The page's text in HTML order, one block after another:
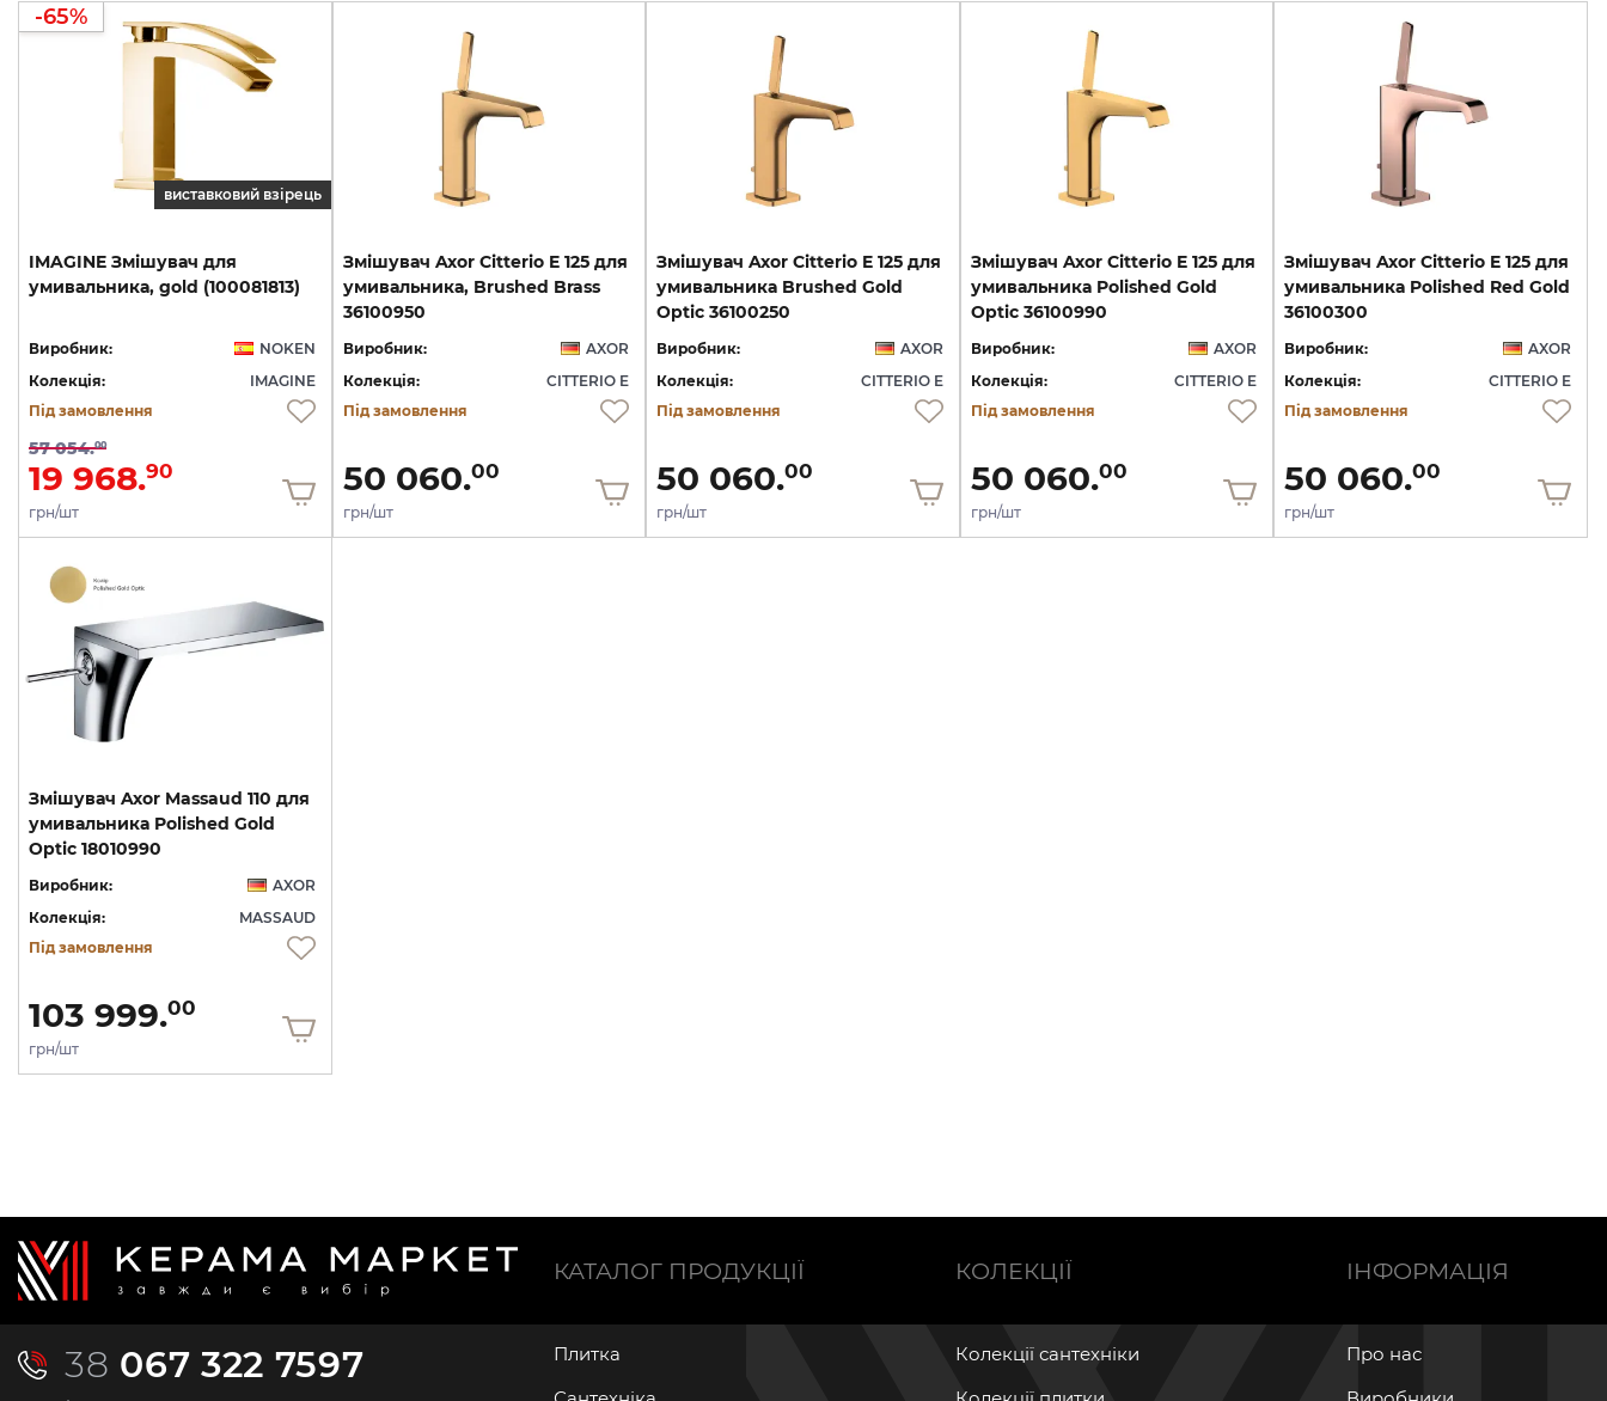
виставковий взірець
-65%
IMAGINE Змішувач для
умивальника, gold (100081813)
Виробник:
NOKEN
Колекція:
IMAGINE
Під замовлення
57 054.00
19 968.90
грн/шт
Змішувач Axor Citterio E 125 для
умивальника, Brushed Brass
36100950
Виробник:
AXOR
Колекція:
CITTERIO E
Під замовлення
50 060.00
грн/шт
Змішувач Axor Citterio E 125 для
умивальника Brushed Gold
Optic 36100250
Виробник:
AXOR
Колекція:
CITTERIO E
Під замовлення
50 060.00
грн/шт
Змішувач Axor Citterio E 125 для
умивальника Polished Gold
Optic 36100990
Виробник:
AXOR
Колекція:
CITTERIO E
Під замовлення
50 060.00
грн/шт
Змішувач Axor Citterio E 125 для
умивальника Polished Red Gold
36100300
Виробник:
AXOR
Колекція:
CITTERIO E
Під замовлення
50 060.00
грн/шт
Змішувач Axor Massaud 110 для
умивальника Polished Gold
Optic 18010990
Виробник:
AXOR
Колекція:
MASSAUD
Під замовлення
103 999.00
грн/шт
38 067 322 7597
КАТАЛОГ ПРОДУКЦІЇ
Плитка
КОЛЕКЦІЇ
Колекції сантехніки
ІНФОРМАЦІЯ
Про нас